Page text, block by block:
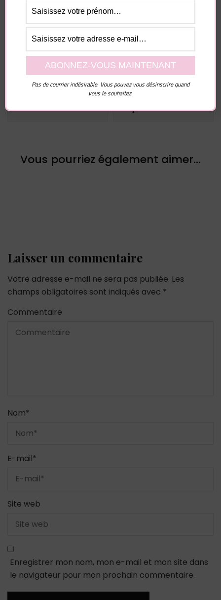
Navigation
d'article
Article précédent
Est-Ce Que Votre
Indépendance Vous
Éloigne De L’amour ?
Article suivant
Le Remède #1 Contre
Le Coeur Brisé
Comment Se
Rupture Amoureuse ?
Vous pourriez également aimer...
Laisser un commentaire
Votre adresse e-mail ne sera pas publiée. Les
champs obligatoires sont indiqués avec *
Commentaire
Nom*
E-mail*
Site web
Enregistrer mon nom, mon e-mail et mon site dans
le navigateur pour mon prochain commentaire.
Pas de courrier indésirable. Vous pouvez vous désinscrire quand
vous le souhaitez.